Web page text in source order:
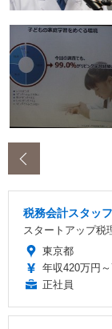
税務会計スタッ
スタートアップ税
東京都
年収420万円
正社員